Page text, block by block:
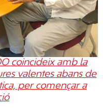
coincideix amb la
valentes abans de
per començar a